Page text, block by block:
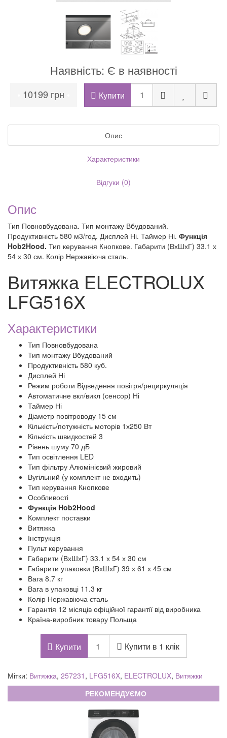
Наявність: Є в наявності
10199 грн Купити
Опис
Характеристики
Відгуки (0)
Опис
Тип Повновбудована. Тип монтажу Вбудований.
Продуктивність 580 м3/год. Дисплей Ні. Таймер Ні. Функція
Hob2Hood. Тип керування Кнопкове. Габарити (ВхШхГ) 33.1 х
54 х 30 см. Колір Нержавіюча сталь.
Витяжка ELECTROLUX
LFG516X
Характеристики
Тип Повновбудована
Тип монтажу Вбудований
Продуктивність 580 куб.
Дисплей Ні
Режим роботи Відведення повітря/рециркуляція
Автоматичне вкл/викл (сенсор) Ні
Таймер Ні
Діаметр повітроводу 15 см
Кількість/потужність моторів 1х250 Вт
Кількість швидкостей 3
Рівень шуму 70 дБ
Тип освітлення LED
Тип фільтру Алюмінієвий жировий
Вугільний (у комплект не входить)
Тип керування Кнопкове
Особливості
Функція Hob2Hood
Комплект поставки
Витяжка
Інструкція
Пульт керування
Габарити (ВхШхГ) 33.1 х 54 х 30 см
Габарити упаковки (ВхШхГ) 39 х 61 х 45 см
Вага 8.7 кг
Вага в упаковці 11.3 кг
Колір Нержавіюча сталь
Гарантія 12 місяців офіційної гарантії від виробника
Країна-виробник товару Польща
Купити Купити в 1 клік
Мітки: Витяжка, 257231 , LFG516X, ELECTROLUX, Витяжки
РЕКОМЕНДУЄМО